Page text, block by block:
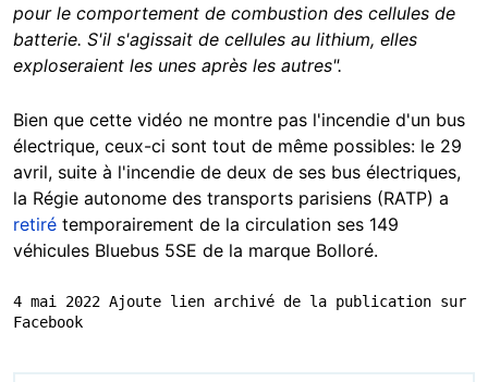
pour le comportement de combustion des cellules de
batterie. S'il s'agissait de cellules au lithium, elles
exploseraient les unes après les autres".
Bien que cette vidéo ne montre pas l'incendie d'un bus
électrique, ceux-ci sont tout de même possibles: le 29
avril, suite à l'incendie de deux de ses bus électriques,
la Régie autonome des transports parisiens (RATP) a
retiré temporairement de la circulation ses 149
véhicules Bluebus 5SE de la marque Bolloré.
4 mai 2022 Ajoute lien archivé de la publication sur
Facebook